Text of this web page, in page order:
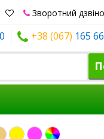
Зворотний
+38 (067) 165